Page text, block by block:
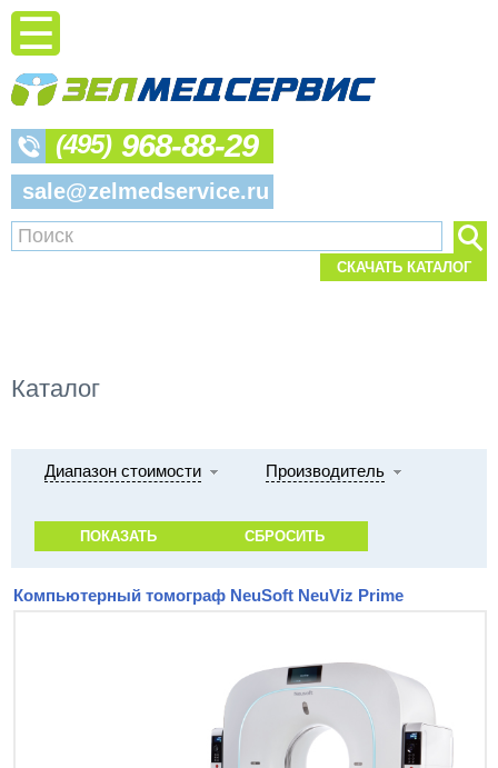
(495) 968-88-29
sale@zelmedservice.ru
СКАЧАТЬ КАТАЛОГ
Каталог
Диапазон стоимости Производитель
Компьютерный томограф NeuSoft NeuViz Prime